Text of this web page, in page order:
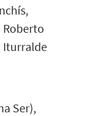
Roberto
Iturralde
Ser),